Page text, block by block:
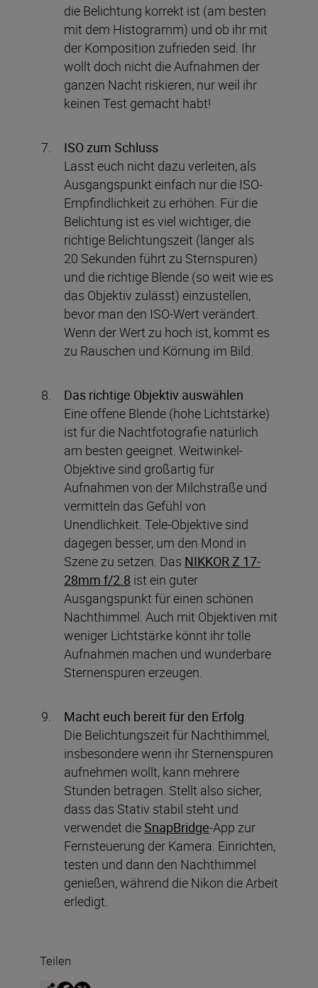
die Belichtung korrekt ist (am besten
mit dem Histogramm) und ob ihr mit
der Komposition zufrieden seid. Ihr
wollt doch nicht die Aufnahmen der
ganzen Nacht riskieren, nur weil ihr
keinen Test gemacht habt!
ISO zum Schluss
Lasst euch nicht dazu verleiten, als
Ausgangspunkt einfach nur die ISO-
Empfindlichkeit zu erhöhen. Für die
Belichtung ist es viel wichtiger, die
richtige Belichtungszeit (länger als
20 Sekunden führt zu Sternspuren)
und die richtige Blende (so weit wie es
das Objektiv zulässt) einzustellen,
bevor man den ISO-Wert verändert.
Wenn der Wert zu hoch ist, kommt es
zu Rauschen und Körnung im Bild.
Das richtige Objektiv auswählen
Eine offene Blende (hohe Lichtstärke)
ist für die Nachtfotografie natürlich
am besten geeignet. Weitwinkel-
Objektive sind großartig für
Aufnahmen von der Milchstraße und
vermitteln das Gefühl von
Unendlichkeit. Tele-Objektive sind
dagegen besser, um den Mond in
Szene zu setzen. Das NIKKOR Z 17-
28mm f/2.8 ist ein guter
Ausgangspunkt für einen schönen
Nachthimmel. Auch mit Objektiven mit
weniger Lichtstärke könnt ihr tolle
Aufnahmen machen und wunderbare
Sternenspuren erzeugen.
Macht euch bereit für den Erfolg
Die Belichtungszeit für Nachthimmel,
insbesondere wenn ihr Sternenspuren
aufnehmen wollt, kann mehrere
Stunden betragen. Stellt also sicher,
dass das Stativ stabil steht und
verwendet dieSnapBridge-App zur
Fernsteuerung der Kamera. Einrichten,
testen und dann den Nachthimmel
genießen, während die Nikon die Arbeit
erledigt.
Teilen